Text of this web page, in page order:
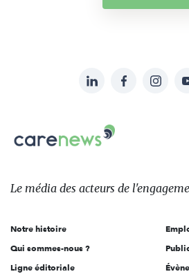
sur:
LinkedInFacebook
Carenews,
Le
des
l'engagement
Le média des acteurs de
Notre histoire
Qui sommes-nous ?
Ligne éditoriale